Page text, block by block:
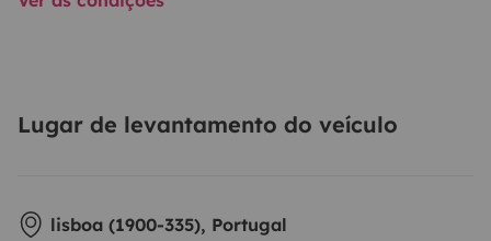
Lugar de levantamento do veículo
lisboa (1900-335), Portugal